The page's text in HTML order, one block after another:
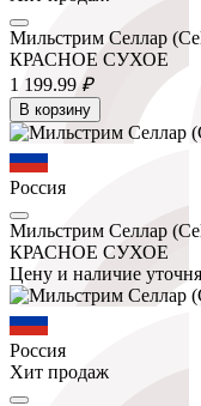
Мильстрим Селлар
КРАСНОЕ СУХОЕ
1 199.99 ₽
В корзину
Россия
Мильстрим Селлар
КРАСНОЕ СУХОЕ
Цену и наличие
Россия
Хит продаж